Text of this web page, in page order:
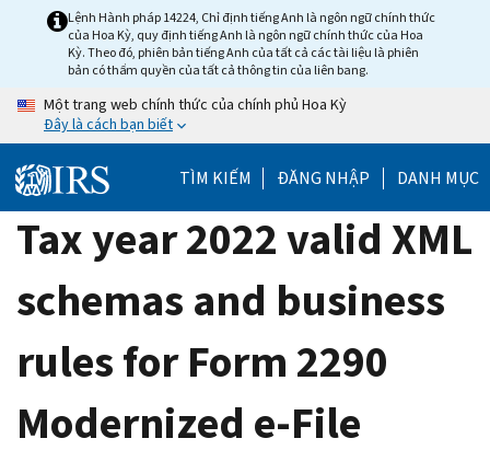
Lệnh Hành pháp 14224, Chỉ định tiếng Anh là ngôn ngữ chính thức
của Hoa Kỳ, quy định tiếng Anh là ngôn ngữ chính thức của Hoa
Kỳ. Theo đó, phiên bản tiếng Anh của tất cả các tài liệu là phiên
bản có thẩm quyền của tất cả thông tin của liên bang.
Một trang web chính thức của chính phủ Hoa Kỳ
Đây là cách bạn biết
TÌM KIẾM ĐĂNG NHẬP DANH MỤC
Tax year 2022 valid XML
schemas and business
rules for Form 2290
Modernized e-File